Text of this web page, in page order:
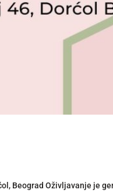
Beograd Oživljavanje je